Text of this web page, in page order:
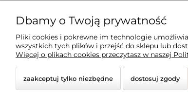
Kontakt i dane firmy
O firmie
Dbamy o Twoją prywatność
Pliki cookies i pokrewne im technologie
wszystkich tych plików i przejść do sklepu lub
Więcej o plikach cookies przeczytasz w naszej
zaakceptuj tylko niezbędne dostosuj zgody